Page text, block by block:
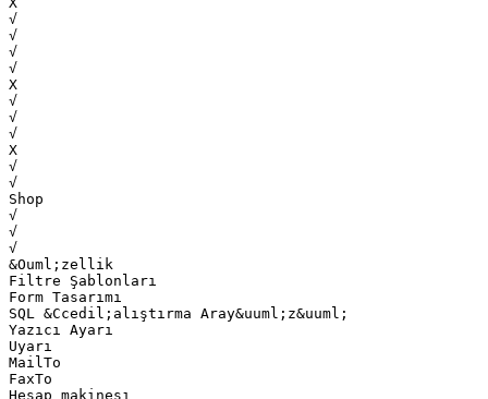
√
√
√
√
Х
√
√
√
Х
√
√
Shop
√
√
√
&Ouml;zellik
Filtre Şablonları
Form Tasarımı
SQL &Ccedil;alıştırma Aray&uuml;z&uuml;
Yazıcı Ayarı
Uyarı
MailTo
FaxTo
Hesap makinesı